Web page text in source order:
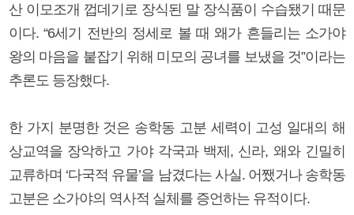
산 이모조개 껍데기로 장식된 말 장식품이 수습됐기 때문
이다. “6세기 전반의 정세로 볼 때 왜가 흔들리는 소가야
왕의 마음을 붙잡기 위해 미모의 공녀를 보냈을 것”이라는
추론도 등장했다.
한 가지 분명한 것은 송학동 고분 세력이 고성 일대의 해
상교역을 장악하고 가야 각국과 백제, 신라, 왜와 긴밀히
교류하며 ‘다국적 유물’을 남겼다는 사실. 어쨌거나 송학동
고분은 소가야의 역사적 실체를 증언하는 유적이다.